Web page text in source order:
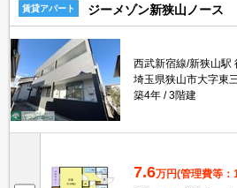
賃貸アパート ジーメゾン新狭山ノース
西武新宿線/新狭山駅
埼玉県狭山市大字東
築4年
3階建
7.6万円(管理費等：